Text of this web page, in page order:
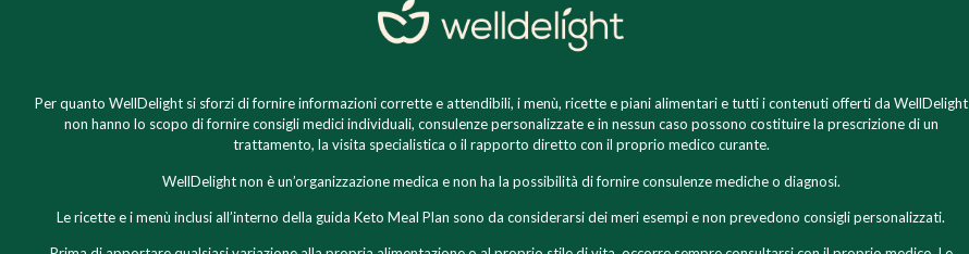
Per quanto WellDelight si sforzi di fornire informazioni corrette e attendibili, i menù, ricette e piani alimentari e tutti i contenuti offerti da WellDelight
non hanno lo scopo di fornire consigli medici individuali, consulenze personalizzate e in nessun caso possono costituire la prescrizione di un
trattamento, la visita specialistica o il rapporto diretto con il proprio medico curante.
WellDelight non è un’organizzazione medica e non ha la possibilità di fornire consulenze mediche o diagnosi.
Le ricette e i menù inclusi all’interno della guida Keto Meal Plan sono da considerarsi dei meri esempi e non prevedono consigli personalizzati.